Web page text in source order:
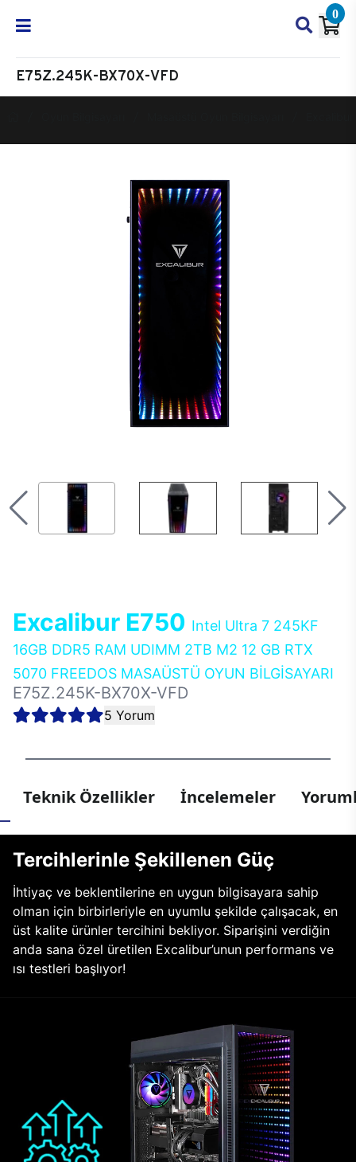
0
E75Z.245K-BX70X-VFD
Excalibur E750 Intel Ultra 7 245KF
16GB DDR5 RAM UDIMM 2TB M2 12 GB RTX
5070 FREEDOS MASAÜSTÜ OYUN BİLGİSAYARI
E75Z.245K-BX70X-VFD
5 Yorum
Teknik Özellikler İncelemeler
Tercihlerinle Şekillenen Güç
İhtiyaç ve beklentilerine en uygun bilgisayara sahip
olman için birbirleriyle en uyumlu şekilde çalışacak, en
üst kalite ürünler tercihini bekliyor. Siparişini verdiğin
anda sana özel üretilen Excalibur’unun performans ve
ısı testleri başlıyor!